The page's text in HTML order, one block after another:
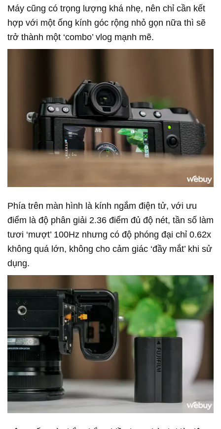
Máy cũng có trọng lượng khá nhẹ, nên chỉ cần kết
hợp với một ống kính góc rộng nhỏ gọn nữa thì sẽ
trở thành một ‘combo’ vlog mạnh mẽ.
Phía trên màn hình là kính ngắm điện tử, với ưu
điểm là độ phân giải 2.36 điểm đủ độ nét, tần số làm
tươi ‘mượt’ 100Hz nhưng có độ phóng đại chỉ 0.62x
không quá lớn, không cho cảm giác ‘đầy mắt’ khi sử
dụng.